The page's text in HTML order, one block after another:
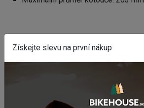
Potřebujete poradit s výběrem
využijte náš chat (modré tlačítko
WEBOVÁ STRÁNKA VÝROBCE
www.srsuntour-cycling.com
Získejte slevu na první nákup